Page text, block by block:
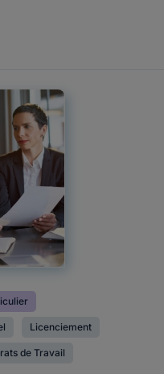
Licenciement
de Travail